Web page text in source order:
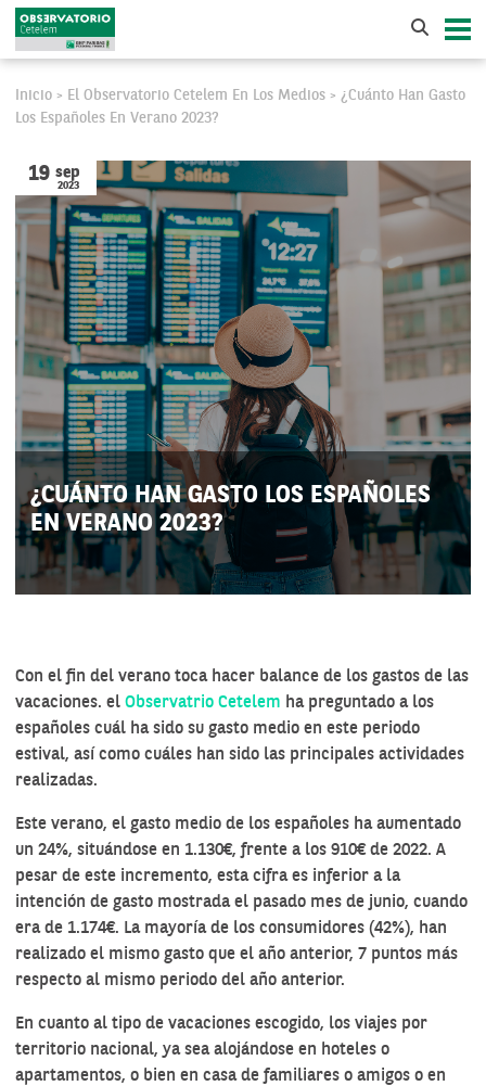
Inicio > El Observatorio Cetelem En Los Medios > ¿Cuánto Han Gasto
Los Españoles En Verano 2023?
¿CUÁNTO HAN GASTO LOS ESPAÑOLES
EN VERANO 2023?
19 sep
2023
Con el fin del verano toca hacer balance de los gastos de las
vacaciones. el Observatrio Cetelem ha preguntado a los
españoles cuál ha sido su gasto medio en este periodo
estival, así como cuáles han sido las principales actividades
realizadas.
Este verano, el gasto medio de los españoles ha aumentado
un 24%, situándose en 1.130€, frente a los 910€ de 2022. A
pesar de este incremento, esta cifra es inferior a la
intención de gasto mostrada el pasado mes de junio, cuando
era de 1.174€. La mayoría de los consumidores (42%), han
realizado el mismo gasto que el año anterior, 7 puntos más
respecto al mismo periodo del año anterior.
En cuanto al tipo de vacaciones escogido, los viajes por
territorio nacional, ya sea alojándose en hoteles o
apartamentos, o bien en casa de familiares o amigos o en